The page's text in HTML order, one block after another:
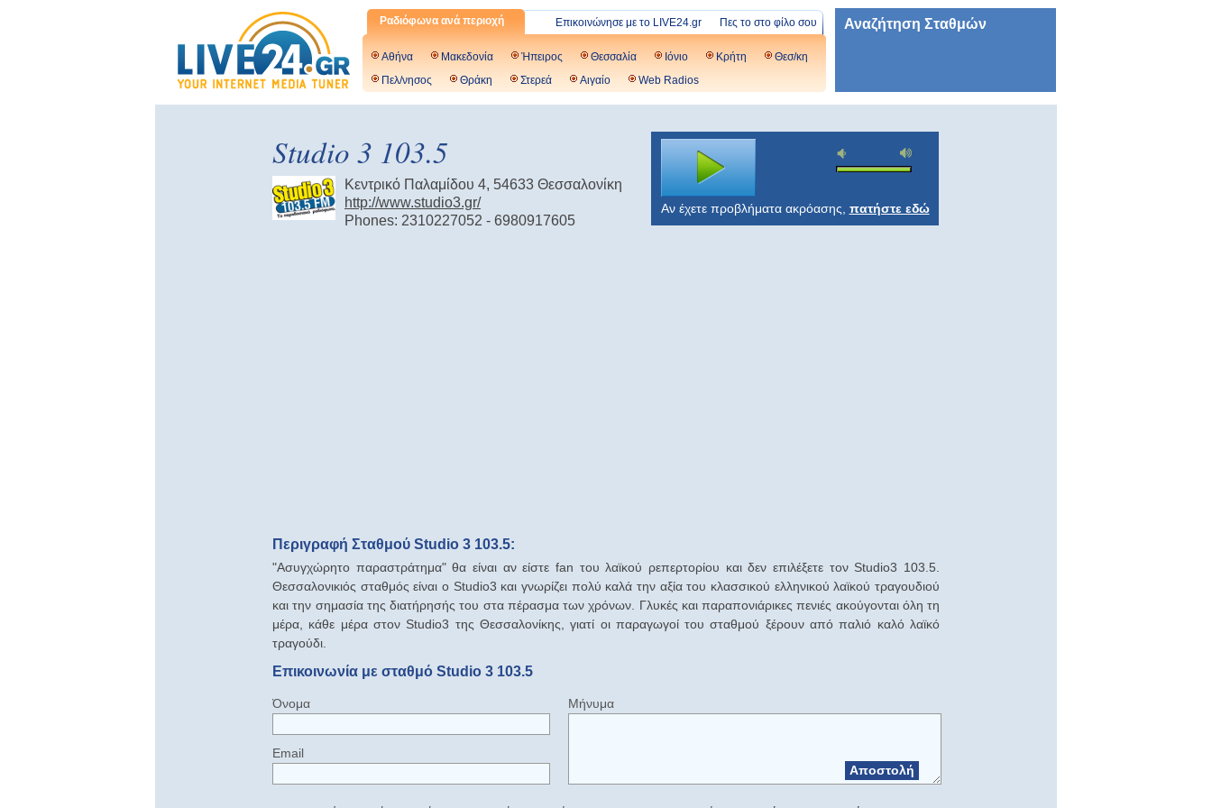
Ραδιόφωνα ανά περιοχή Πες το στο φίλο σου
Επικοινώνησε με το LIVE24.gr
Αθήνα Μακεδονία Ήπειρος Θεσσαλία Ιόνιο Κρήτη
Θεσ/κη
Πελ/νησος
Θράκη Στερεά Αιγαίο Web Radios
Αναζήτηση Σταθμών
Studio 3 103.5
Κεντρικό Παλαμίδου 4, 54633 Θεσσαλονίκη
http://www.studio3.gr/
Phones: 2310227052 - 6980917605
Αν έχετε προβλήματα ακρόασης, πατήστε εδώ
Περιγραφή Σταθμού Studio 3 103.5:
"Ασυγχώρητο παραστράτημα" θα είναι αν είστε fan του λαϊκού ρεπερτορίου και δεν επιλέξετε τον Studio3 103.5.
Θεσσαλονικιός σταθμός είναι ο Studio3 και γνωρίζει πολύ καλά την αξία του κλασσικού ελληνικού λαϊκού τραγουδιού
και την σημασία της διατήρησής του στα πέρασμα των χρόνων. Γλυκές και παραπονιάρικες πενιές ακούγονται όλη τη
μέρα, κάθε μέρα στον Studio3 της Θεσσαλονίκης, γιατί οι παραγωγοί του σταθμού ξέρουν από παλιό καλό λαϊκό
τραγούδι.
Επικοινωνία με σταθμό Studio 3 103.5
Όνομα
Email
Μήνυμα
Αποστολή